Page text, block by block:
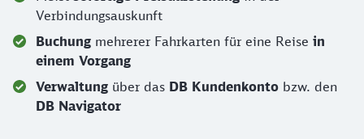
Verbindungsauskunft
Buchung mehrerer Fahrkarten für eine Reise in
einem Vorgang
Verwaltung über das DB Kundenkonto bzw. den
DB Navigator